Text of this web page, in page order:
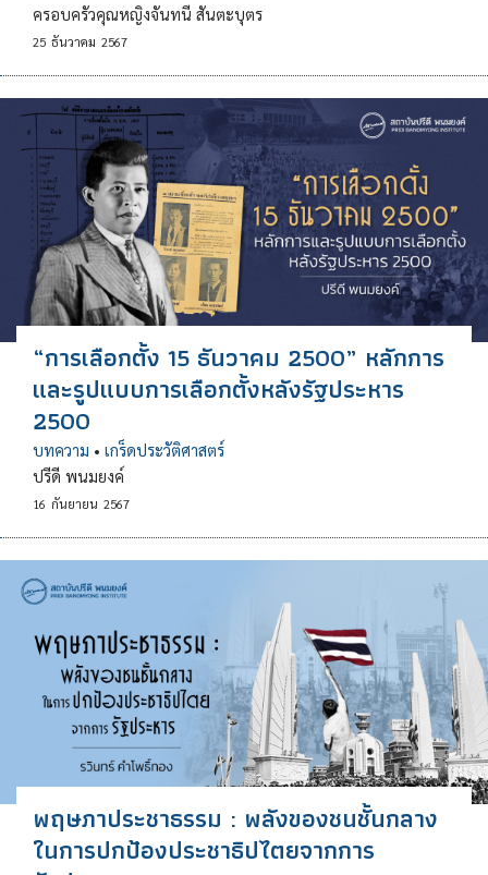
ครอบครัวคุณหญิงจันทนี สันตะบุตร
25 ธันวาคม 2567
“การเลือกตั้ง 15 ธันวาคม 2500” หลักการ
และรูปแบบการเลือกตั้งหลังรัฐประหาร
2500
บทความ • เกร็ดประวัติศาสตร์
ปรีดี พนมยงค์
16 กันยายน 2567
พฤษภาประชาธรรม : พลังของชนชั้นกลาง
ในการปกป้องประชาธิปไตยจากการ